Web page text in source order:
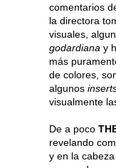
comentarios
la directora
visuales,
godardiana y
más
de colores,
algunos
visualmente
De a poco
revelando
y en la